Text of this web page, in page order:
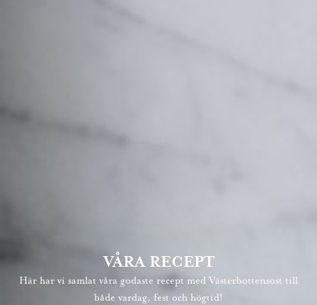
VÅRA RECEPT
Här har vi samlat våra godaste recept med Västerbottensost till
både vardag, fest och högtid!